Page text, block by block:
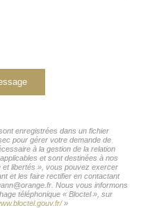
enregistrées dans un fichier
pour gérer votre demande de
à la gestion de la relation
et sont destinées à nos
et libertés », vous pouvez exercer
et les faire rectifier en contactant
Nous vous informons
téléphonique « Bloctel », sur
»